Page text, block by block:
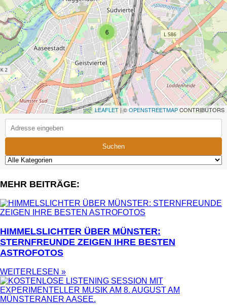
6
LEAFLET| ©OPENSTREETMAPCONTRIBUTORS
Suchen
MEHR BEITRÄGE:
HIMMELSLICHTER ÜBER MÜNSTER:
STERNFREUNDE ZEIGEN IHRE BESTEN
ASTROFOTOS
WEITERLESEN »